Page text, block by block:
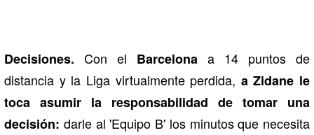
Decisiones. Con el Barcelona a 14 puntos de
distancia y la Liga virtualmente perdida, a Zidane le
toca asumir la responsabilidad de tomar una
decisión: darle al 'Equipo B' los minutos que necesita